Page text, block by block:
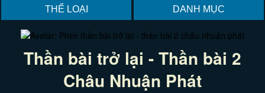
THỂ LOẠI DANH MỤC
Thần bài trở lại - Thần bài 2
Châu Nhuận Phát